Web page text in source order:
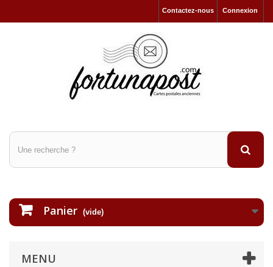
Connexion
Contactez-nous
Panier (vide)
MENU